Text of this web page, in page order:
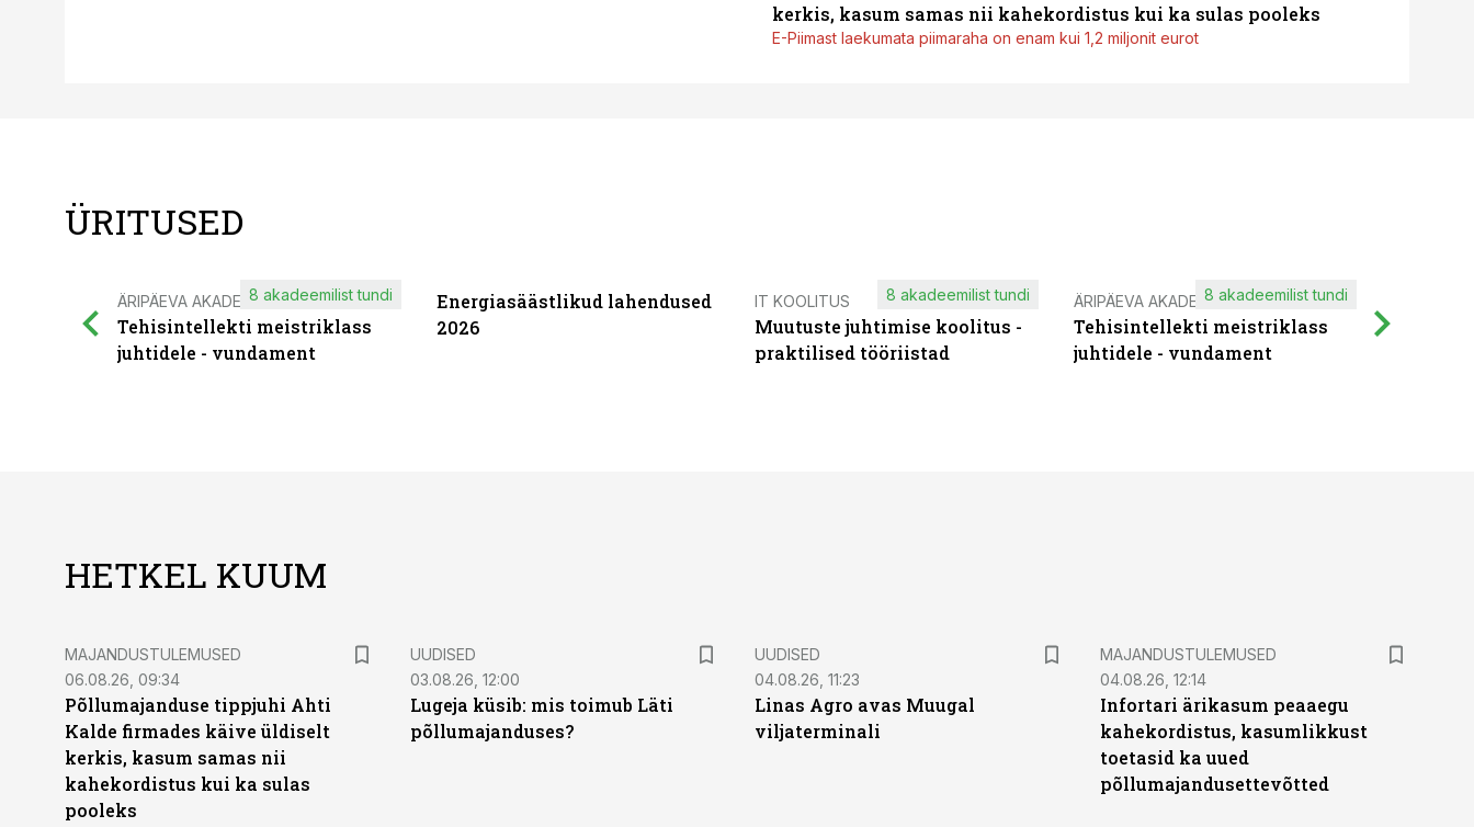
kerkis, kasum samas nii kahekordistus kui ka sulas pooleks
E-Piimast laekumata piimaraha on enam kui 1,2 miljonit eurot
ÜRITUSED
ÄRIPÄEVA AKADEEMIA
Tehisintellekti meistriklass
juhtidele - vundament
8 akadeemilist tundi
Energiasäästlikud lahendused
2026
IT KOOLITUS
Muutuste juhtimise koolitus -
praktilised tööriistad
8 akadeemilist tundi ÄRIPÄEVA AKADEEMIA
Tehisintellekti meistriklass
juhtidele - vundament
8 akadeemilist tundi
HETKEL KUUM
MAJANDUSTULEMUSED
06.08.26, 09:34
Põllumajanduse tippjuhi Ahti
Kalde firmades käive üldiselt
kerkis, kasum samas nii
kahekordistus kui ka sulas
pooleks
UUDISED
03.08.26, 12:00
Lugeja küsib: mis toimub Läti
põllumajanduses?
UUDISED
04.08.26, 11:23
Linas Agro avas Muugal
viljaterminali
MAJANDUSTULEMUSED
04.08.26, 12:14
Infortari ärikasum peaaegu
kahekordistus, kasumlikkust
toetasid ka uued
põllumajandusettevõtted